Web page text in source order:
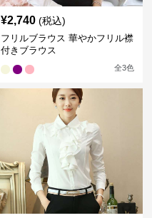
¥2,740 (税込)
フリルブラウス 華やかフリル襟
付きブラウス
全3色